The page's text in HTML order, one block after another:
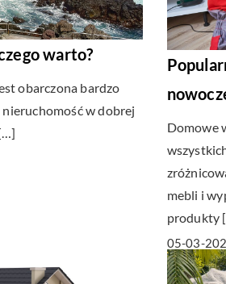
warto?
obarczona bardzo
nieruchomość w dobrej
Domowe
mebli i
produkty
05-03-